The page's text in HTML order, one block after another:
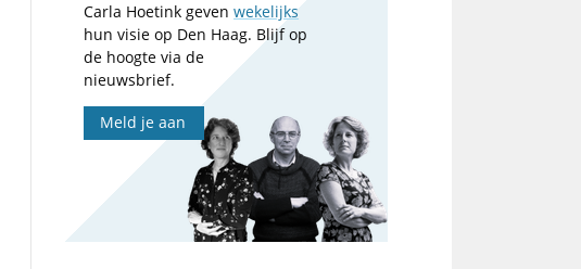
Carla Hoetink gevenwekelijks
hun visie op Den Haag. Blijf op
de hoogte via de
nieuwsbrief.
Meld je aan